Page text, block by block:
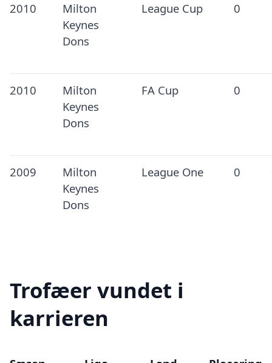
2010
Milton
Keynes
Dons
League Cup 0
2010
Milton
Keynes
Dons
FA Cup 0
2009
Milton
Keynes
Dons
League One 0
Trofæer vundet i
karrieren